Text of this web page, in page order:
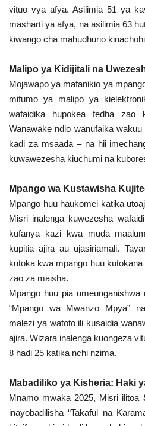
vituo vya afya. Asilimia 51 ya
masharti ya afya, na asilimia 63
kiwango cha mahudhurio
Malipo ya Kidijitali na
Mojawapo ya mafanikio ya
mifumo ya malipo ya
wafaidika hupokea fedha zao
Wanawake ndio wanufaika
kadi za msaada – na hii
kuwawezesha kiuchumi na
Mpango wa Kustawisha
Mpango huu haukomei katika
Misri inalenga kuwezesha
kufanya kazi kwa muda
kupitia ajira au ujasiriamali.
kutoka kwa mpango huu
zao za maisha.
Mpango huu pia
“Mpango wa Mwanzo Mpya”
malezi ya watoto ili kusaidia
ajira. Wizara inalenga kuongeza
8 hadi 25 katika nchi nzima.
Mabadiliko ya Kisheria: Haki
Mnamo mwaka 2025, Misri ilitoa
inayobadilisha “Takaful na